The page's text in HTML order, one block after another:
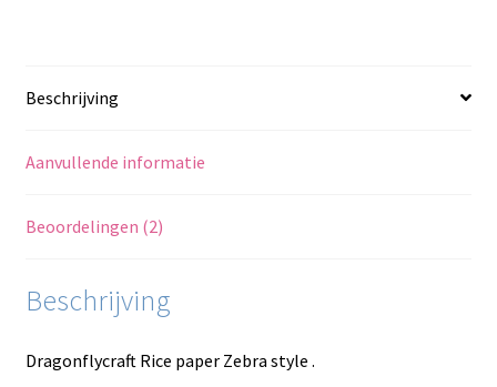
Beschrijving
Aanvullende informatie
Beoordelingen (2)
Beschrijving
Dragonflycraft Rice paper Zebra style .